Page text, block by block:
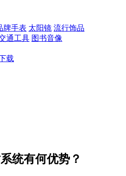
牌手表 太阳镜 流行饰品
通工具 图书音像
载
统有何优势？